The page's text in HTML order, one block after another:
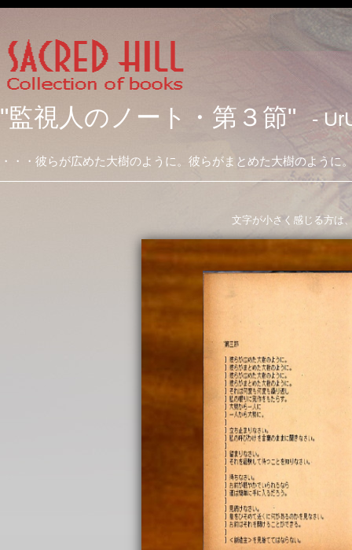
"監視人のノート・第３節" -
・・・彼らが広めた大樹のように。彼らがまとめた大樹のよう
文字が小さく感じる方は